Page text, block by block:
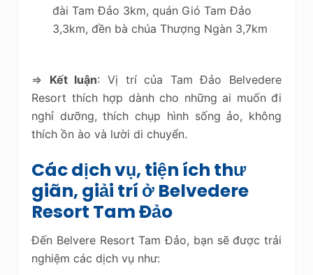
đài Tam Đảo 3km, quán Gió Tam Đảo
3,3km, đền bà chúa Thượng Ngàn 3,7km
=> Kết luận: Vị trí của Tam Đảo Belvedere
Resort thích hợp dành cho những ai muốn đi
nghỉ dưỡng, thích chụp hình sống ảo, không
thích ồn ào và lười di chuyển.
Các dịch vụ, tiện ích thư
giãn, giải trí ở Belvedere
Resort Tam Đảo
Đến Belvere Resort Tam Đảo, bạn sẽ được trải
nghiệm các dịch vụ như: